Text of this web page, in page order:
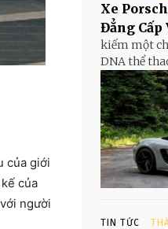
của giới
của
người
Xe
Đẳng Cấp
kiếm một
DNA thể
TIN TỨC